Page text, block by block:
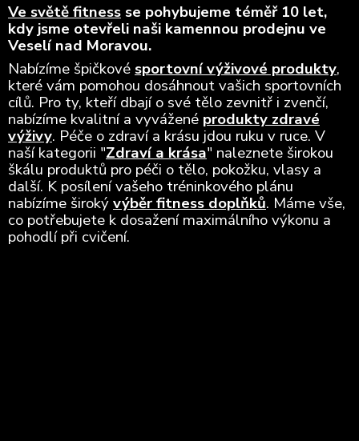
Ve světě fitness se pohybujeme téměř 10 let,
kdy jsme otevřeli naši kamennou prodejnu ve
Veselí nad Moravou.
Nabízíme špičkovésportovní výživové produkty,
které vám pomohou dosáhnout vašich sportovních
cílů. Pro ty, kteří dbají o své tělo zevnitř i zvenčí,
nabízíme kvalitní a vyvážené produkty zdravé
výživy. Péče o zdraví a krásu jdou ruku v ruce. V
naší kategorii "Zdraví a krása" naleznete širokou
škálu produktů pro péči o tělo, pokožku, vlasy a
další. K posílení vašeho tréninkového plánu
nabízíme širokývýběr fitness doplňků. Máme vše,
co potřebujete k dosažení maximálního výkonu a
pohodlí při cvičení.